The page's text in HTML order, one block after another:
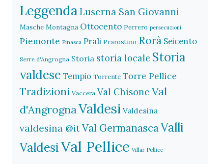
Leggenda Luserna San Giovanni
Masche Montagna Ottocento Perrero persecuzioni
Piemonte Pinasca Prali Prarostino Rorà Seicento
Serre d'Angrogna Storia storia locale Storia
valdese Tempio Torrente Torre Pellice
Tradizioni Vaccera Val Chisone Val
d'AngrognaValdesi Valdesina
valdesina @itVal GermanascaValli
ValdesiVal Pellice Villar Pellice